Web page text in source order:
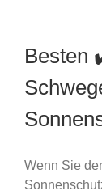
Besten
Wenn Sie